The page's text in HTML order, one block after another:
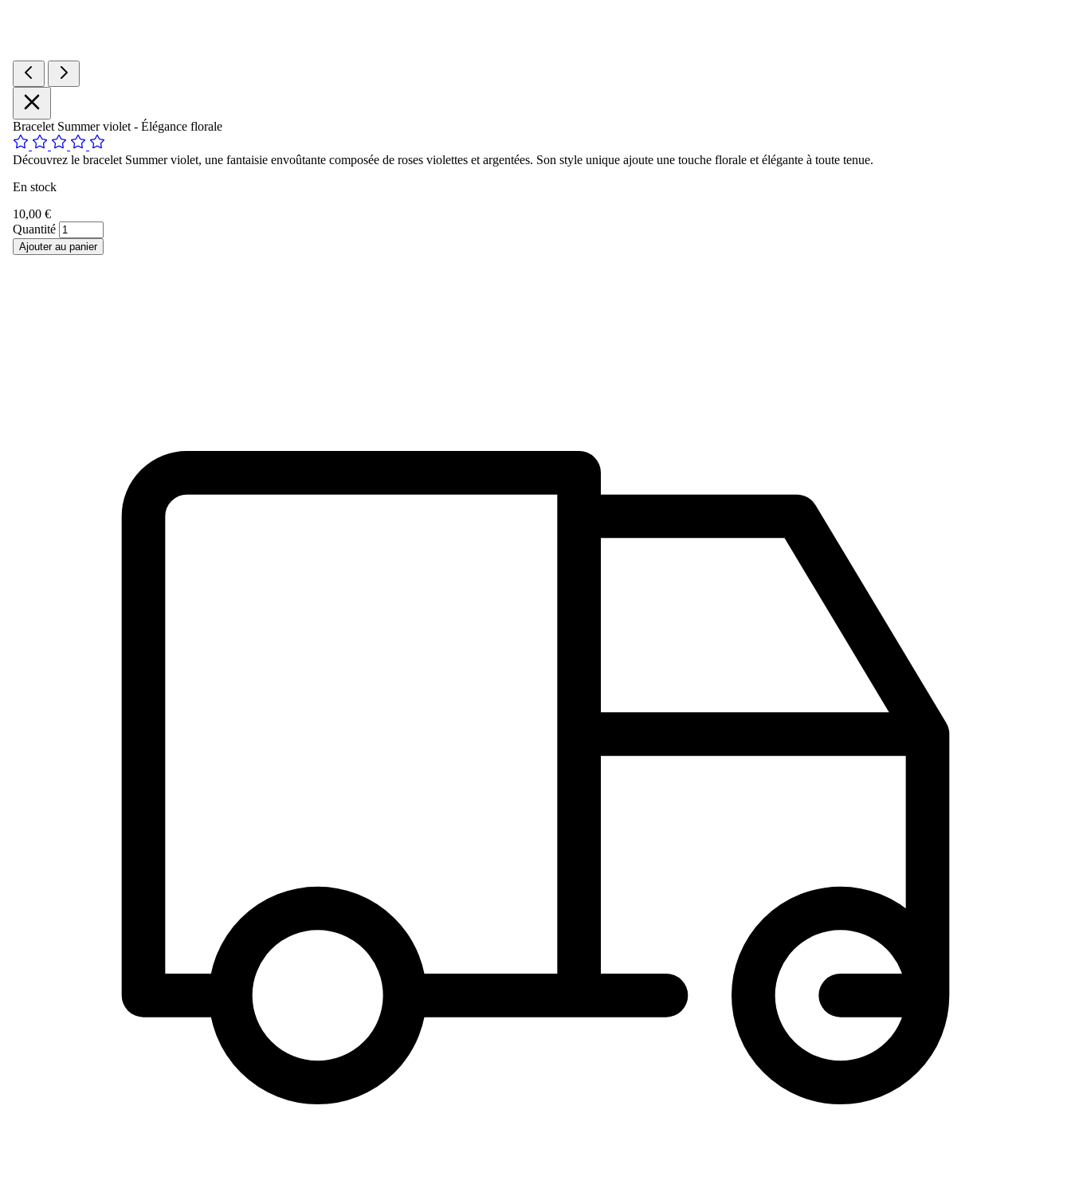
Bracelet Summer violet - Élégance florale
Découvrez le bracelet Summer violet, une fantaisie envoûtante composée de roses violettes et argentées. Son style unique ajoute une touche florale et élégante à toute tenue.
En stock
10,00 €
Quantité
Ajouter au panier